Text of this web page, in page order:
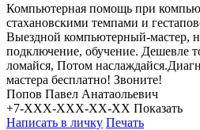
Компьютерная помощь при
стахановскими темпами и
Выездной компьютерный-мастер,
подключение, обучение. Дешевле
ломайся, Потом
мастера бесплатно! Звоните!
Попов Павел Анатаольевич
+7-XXX-XXX-XX-XX Показать
Написать в личку Печать